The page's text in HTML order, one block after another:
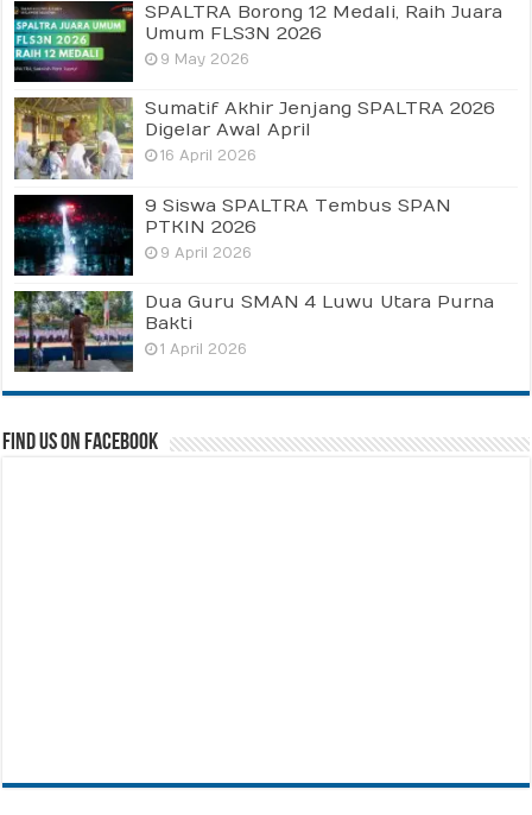
SPALTRA Borong 12 Medali, Raih Juara
Umum FLS3N 2026
9 May 2026
Sumatif Akhir Jenjang SPALTRA 2026
Digelar Awal April
16 April 2026
9 Siswa SPALTRA Tembus SPAN
PTKIN 2026
9 April 2026
Dua Guru SMAN 4 Luwu Utara Purna
Bakti
1 April 2026
Find us on Facebook